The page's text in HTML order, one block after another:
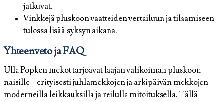
jatkuvat.
Vinkkejä pluskoon vaatteiden vertailuun ja tilaamiseen
tulossa lisää syksyn aikana.
Yhteenveto ja FAQ
Ulla Popken mekot tarjoavat laajan valikoiman pluskoon
naisille – erityisesti juhlamekkojen ja arkipäivän mekkojen
moderneilla leikkauksilla ja reilulla mitoituksella. Tällä